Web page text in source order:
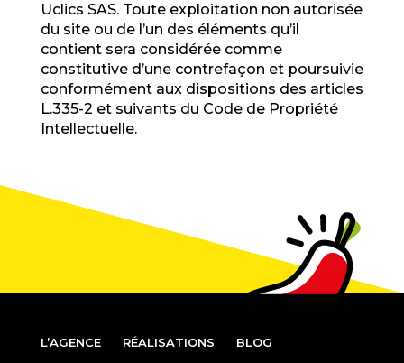
Uclics SAS. Toute exploitation non autorisée
du site ou de l’un des éléments qu’il
contient sera considérée comme
constitutive d’une contrefaçon et poursuivie
conformément aux dispositions des articles
L.335-2 et suivants du Code de Propriété
Intellectuelle.
L’AGENCE RÉALISATIONS
BLOG